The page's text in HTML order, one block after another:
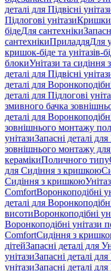
деталі для Підвісні
Підлогові унітази
бідеДля сантехніки
сантехнікиПриладдяДля
кришок-біде та унітазів-
блокиУнітази та
деталі для Підвісні
деталі для
деталі для Підлогові
змивного бачка
деталі для
зовнішнього монтажу
унітазиЗапасні деталі
зовнішнього монтажу для
керамікиПоличного типу
для Сидіння з кришкою
Сидіння з кришкою
ComfortВоронкоподібні
деталі для
висотиВоронкоподібні
Воронкоподібні унітази
ComfortСидіння з
дітейЗапасні деталі для
унітазиЗапасні деталі для
унітазиЗапасні деталі